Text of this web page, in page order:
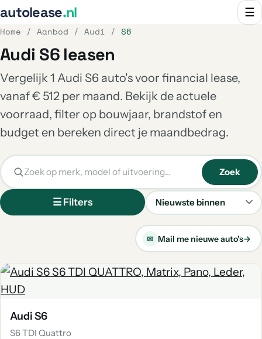
autolease.nl ☰
Home / Aanbod / Audi / S6
Audi S6 leasen
Vergelijk 1 Audi S6 auto's voor financial lease,
vanaf € 512 per maand. Bekijk de actuele
voorraad, filter op bouwjaar, brandstof en
budget en bereken direct je maandbedrag.
☰ Filters
Sorteren
Zoek
✉ Mail me nieuwe auto's→
Audi S6
S6 TDI Quattro